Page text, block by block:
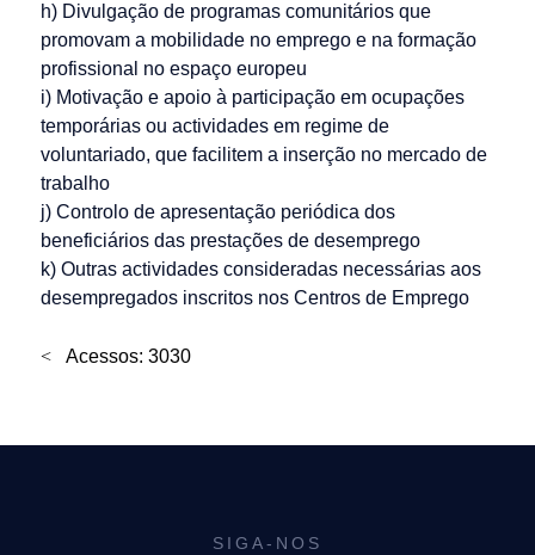
h) Divulgação de programas comunitários que
promovam a mobilidade no emprego e na formação
profissional no espaço europeu
i) Motivação e apoio à participação em ocupações
temporárias ou actividades em regime de
voluntariado, que facilitem a inserção no mercado de
trabalho
j) Controlo de apresentação periódica dos
beneficiários das prestações de desemprego
k) Outras actividades consideradas necessárias aos
desempregados inscritos nos Centros de Emprego
Acessos: 3030
SIGA-NOS